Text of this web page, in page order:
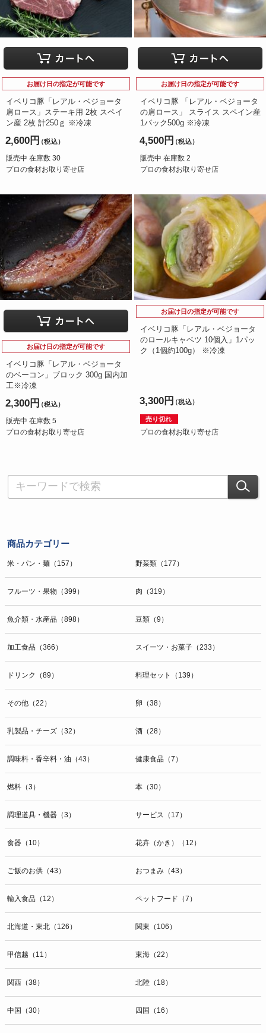
お届け日の指定が可能です
イベリコ豚「レアル・ベジョータ
肩ロース」ステーキ用 2枚 スペイ
ン産 2枚 計250ｇ ※冷凍
2,600円（税込）
販売中 在庫数 30
プロの食材お取り寄せ店
お届け日の指定が可能です
イベリコ豚 「レアル・ベジョータ
の肩ロース」 スライス スペイン産
1パック500g ※冷凍
4,500円（税込）
販売中 在庫数 2
プロの食材お取り寄せ店
お届け日の指定が可能です
イベリコ豚「レアル・ベジョータ
のベーコン」ブロック 300g 国内加
工※冷凍
2,300円（税込）
販売中 在庫数 5
プロの食材お取り寄せ店
お届け日の指定が可能です
イベリコ豚「レアル・ベジョータ
のロールキャベツ 10個入」1パッ
ク（1個約100g） ※冷凍
3,300円（税込）
売り切れ
プロの食材お取り寄せ店
商品カテゴリー
米・パン・麺（157） 野菜類（177）
フルーツ・果物（399） 肉（319）
魚介類・水産品（898） 豆類（9）
加工食品（366） スイーツ・お菓子（233）
ドリンク（89） 料理セット（139）
その他（22） 卵（38）
乳製品・チーズ（32） 酒（28）
調味料・香辛料・油（43） 健康食品（7）
燃料（3） 本（30）
調理道具・機器（3） サービス（17）
食器（10） 花卉（かき）（12）
ご飯のお供（43） おつまみ（43）
輸入食品（12） ペットフード（7）
北海道・東北（126） 関東（106）
甲信越（11） 東海（22）
関西（38） 北陸（18）
中国（30） 四国（16）